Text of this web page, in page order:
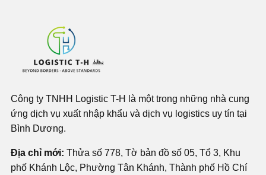
Công ty TNHH Logistic T-H là một trong những nhà cung
ứng dịch vụ xuất nhập khẩu và dịch vụ logistics uy tín tại
Bình Dương.
Địa chỉ mới: Thửa số 778, Tờ bản đồ số 05, Tổ 3, Khu
phố Khánh Lộc, Phường Tân Khánh, Thành phố Hồ Chí